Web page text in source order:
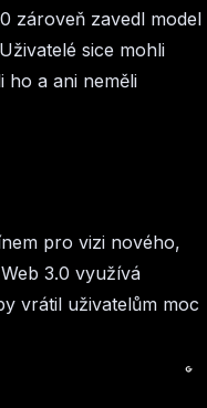
zároveň zavedl model
sice mohli
ho a ani neměli
pro vizi nového,
3.0 využívá
vrátil uživatelům moc